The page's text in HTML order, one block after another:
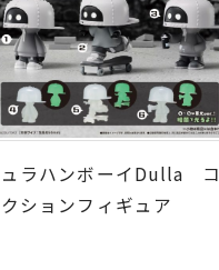
ラハンボーイDulla コ
ションフィギュア